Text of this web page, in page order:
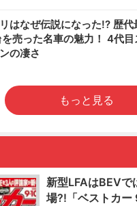
はなぜ伝説になった!? 歴代
売った名車の魅力！ 4代目
の凄さ
もっと見る
新型LFAはBEVで
場?!「ベストカー